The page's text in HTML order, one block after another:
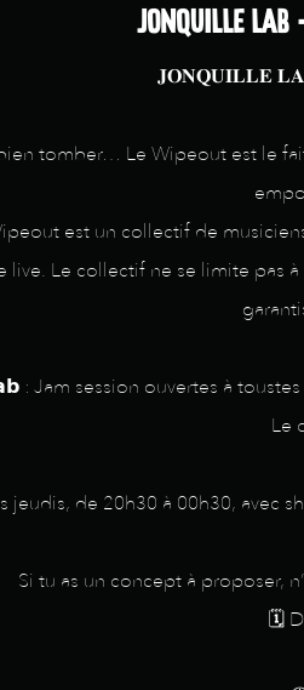
JONQUILLE
𝐉𝐎𝐍𝐐𝐔𝐈𝐋𝐋𝐄
tomber… Le Wipeout est le
est un collectif de
live. Le collectif ne se limite pas
: Jam session ouvertes à
Le
jeudis, de 20h30 à 00h30, avec
Si tu as un concept à proposer,
🗓️